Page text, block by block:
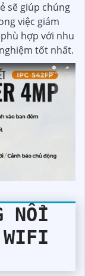
sẽ giúp chúng
việc giám
hợp với nhu
tốt nhất.
NỔI
WIFI